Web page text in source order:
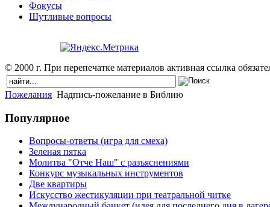
Фокусы
Шутливые вопросы
© 2000 г. При перепечатке материалов активная ссылка
Пожелания Надпись-пожелание в Библию
Популярное
Вопросы-ответы (игра для смеха)
Зеленая пятка
Молитва "Отче Наш" с разъяснениями
Конкурс музыкальных инструментов
Две квартиры
Искусство жестикуляции при театральной читке